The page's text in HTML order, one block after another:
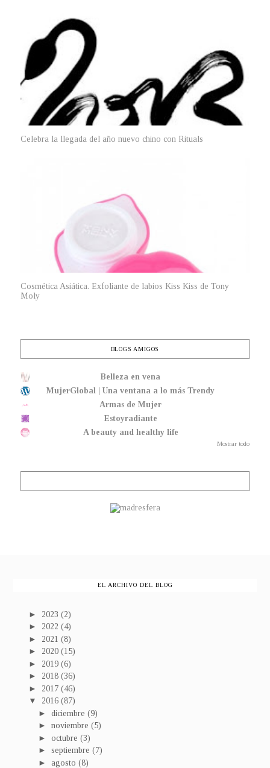
Celebra la llegada del año nuevo chino con Rituals
Cosmética Asiática. Exfoliante de labios Kiss Kiss de Tony
Moly
BLOGS AMIGOS
Belleza en vena
MujerGlobal | Una ventana a lo más Trendy
Armas de Mujer
Estoyradiante
A beauty and healthy life
Mostrar todo
EL ARCHIVO DEL BLOG
► 2023 (2)
► 2022 (4)
► 2021 (8)
► 2020 (15)
► 2019 (6)
► 2018 (36)
► 2017 (46)
▼ 2016 (87)
►diciembre(9)
►noviembre(5)
►octubre(3)
►septiembre(7)
►agosto(8)